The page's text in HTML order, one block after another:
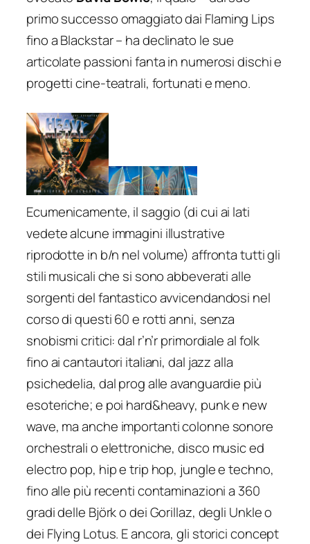
primo successo omaggiato dai Flaming Lips
fino aBlackstar– ha declinato le sue
articolate passioni fanta in numerosi dischi e
progetti cine-teatrali, fortunati e meno.
Ecumenicamente, il saggio (di cui ai lati
vedete alcune immagini illustrative
riprodotte in b/n nel volume) affronta tutti gli
stili musicali che si sono abbeverati alle
sorgenti del fantastico avvicendandosi nel
corso di questi 60 e rotti anni, senza
snobismi critici: dal r’n’r primordiale al folk
fino ai cantautori italiani, dal jazz alla
psichedelia, dal prog alle avanguardie più
esoteriche; e poi hard&heavy, punk e new
wave, ma anche importanti colonne sonore
orchestrali o elettroniche, disco music ed
electro pop, hip e trip hop, jungle e techno,
fino alle più recenti contaminazioni a 360
gradi delle Björk o dei Gorillaz, degli Unkle o
dei Flying Lotus. E ancora, gli storici concept